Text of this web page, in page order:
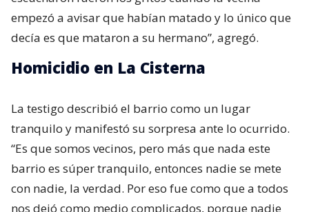
empezó a avisar que habían matado y lo único que
decía es que mataron a su hermano”, agregó.
Homicidio en La Cisterna
La testigo describió el barrio como un lugar
tranquilo y manifestó su sorpresa ante lo ocurrido.
“Es que somos vecinos, pero más que nada este
barrio es súper tranquilo, entonces nadie se mete
con nadie, la verdad. Por eso fue como que a todos
nos dejó como medio complicados, porque nadie